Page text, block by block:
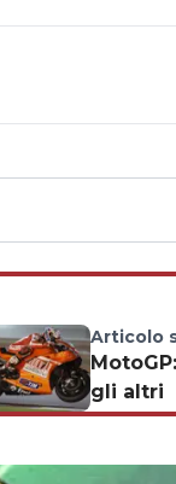
Articolo
gli altri